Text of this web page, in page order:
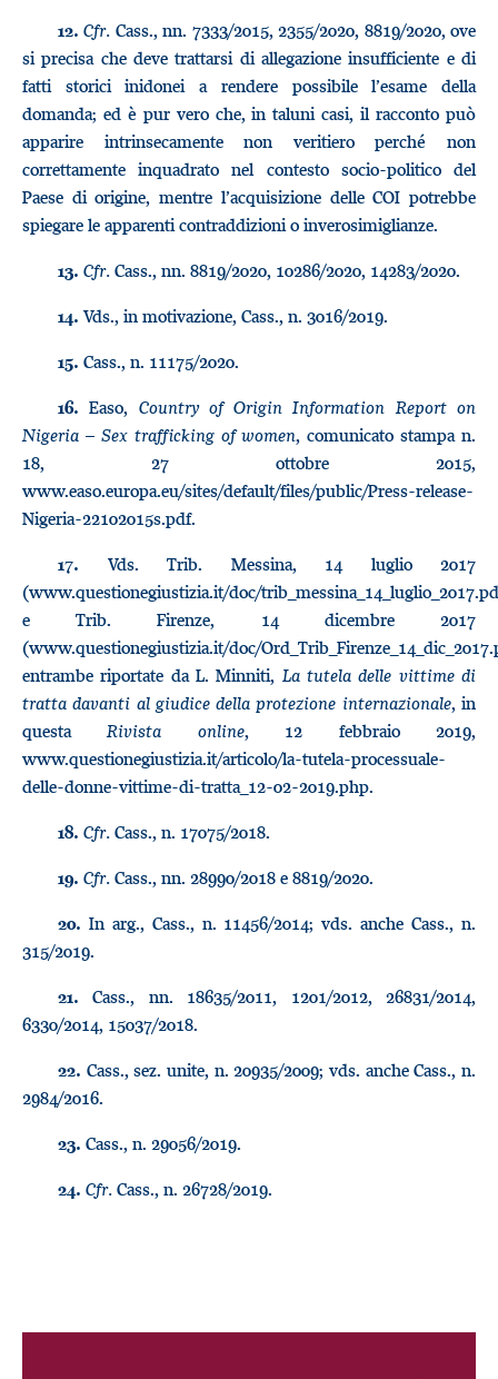
12. Cfr. Cass., nn. 7333/2015, 2355/2020, 8819/2020, ove
si precisa che deve trattarsi di allegazione insufficiente e di
fatti storici inidonei a rendere possibile l’esame della
domanda; ed è pur vero che, in taluni casi, il racconto può
apparire intrinsecamente non veritiero perché non
correttamente inquadrato nel contesto socio-politico del
Paese di origine, mentre l’acquisizione delle COI potrebbe
spiegare le apparenti contraddizioni o inverosimiglianze.
13. Cfr. Cass., nn. 8819/2020, 10286/2020, 14283/2020.
14. Vds., in motivazione, Cass., n. 3016/2019.
15. Cass., n. 11175/2020.
16. Easo, Country of Origin Information Report on
Nigeria – Sex trafficking of women, comunicato stampa n.
18, 27 ottobre 2015,
www.easo.europa.eu/sites/default/files/public/Press-release-
Nigeria-22102015s.pdf.
17. Vds. Trib. Messina, 14 luglio 2017
(www.questionegiustizia.it/doc/
e Trib. Firenze, 14 dicembre 2017
(www.questionegiustizia.it/doc/
entrambe riportate da L. Minniti, La tutela delle vittime di
tratta davanti al giudice della protezione internazionale, in
questaRivista online, 12 febbraio 2019,
www.questionegiustizia.it/articolo/la-tutela-processuale-
delle-donne-vittime-di-tratta_12-02-2019.php.
18. Cfr. Cass., n. 17075/2018.
19. Cfr. Cass., nn. 28990/2018 e 8819/2020.
20. In arg., Cass., n. 11456/2014; vds. anche Cass., n.
315/2019.
21. Cass., nn. 18635/2011, 1201/2012, 26831/2014,
6330/2014, 15037/2018.
22. Cass., sez. unite, n. 20935/2009; vds. anche Cass., n.
2984/2016.
23. Cass., n. 29056/2019.
24. Cfr. Cass., n. 26728/2019.